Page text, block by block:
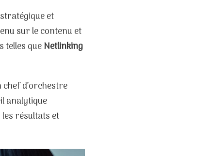
et
sur le contenu et
telles queNetlinking
d’orchestre
analytique
résultats et